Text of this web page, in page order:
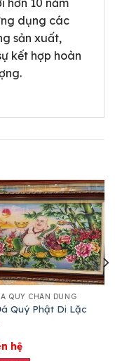
dụng các
sản xuất,
kết hợp hoàn
QUÝ CHÂN DUNG
Quý Phật Di Lặc
hệ